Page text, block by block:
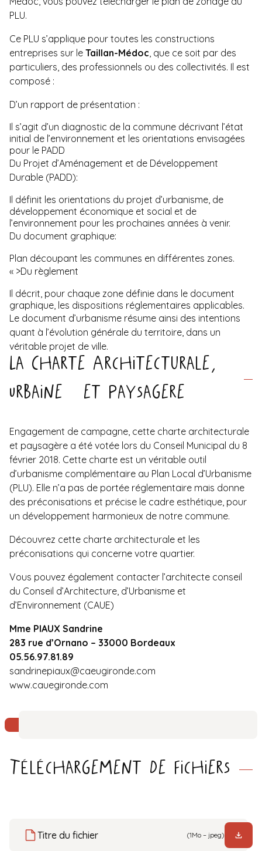
PLU.
Ce PLU s’applique pour toutes les constructions
entreprises sur le Taillan-Médoc, que ce soit par des
particuliers, des professionnels ou des collectivités. Il est
composé :
D’un rapport de présentation :
Il s’agit d’un diagnostic de la commune décrivant l’état
initial de l’environnement et les orientations envisagées
pour le PADD
Du Projet d’Aménagement et de Développement
Durable (PADD):
Il définit les orientations du projet d’urbanisme, de
développement économique et social et de
l’environnement pour les prochaines années à venir.
Du document graphique:
Plan découpant les communes en différentes zones.
« >Du règlement
Il décrit, pour chaque zone définie dans le document
graphique, les dispositions réglementaires applicables.
Le document d’urbanisme résume ainsi des intentions
quant à l’évolution générale du territoire, dans un
véritable projet de ville.
La Charte Architecturale,
Urbaine et Paysagere
Engagement de campagne, cette charte architecturale
et paysagère a été votée lors du Conseil Municipal du 8
février 2018. Cette charte est un véritable outil
d’urbanisme complémentaire au Plan Local d’Urbanisme
(PLU). Elle n’a pas de portée réglementaire mais donne
des préconisations et précise le cadre esthétique, pour
un développement harmonieux de notre commune.
Découvrez cette charte architecturale et les
préconisations qui concerne votre quartier.
Vous pouvez également contacter l’architecte conseil
du Conseil d’Architecture, d’Urbanisme et
d’Environnement (CAUE)
Mme PIAUX Sandrine
283 rue d’Ornano – 33000 Bordeaux
05.56.97.81.89
sandrinepiaux@caeugironde.com
www.cauegironde.com
Téléchargement de fichiers
Titre du fichier (1Mo – jpeg)